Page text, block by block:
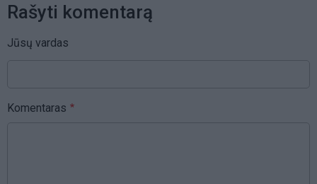
Rašyti komentarą
Jūsų vardas
Komentaras